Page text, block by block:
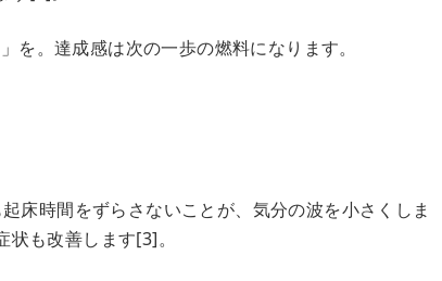
を。達成感は次の一歩の燃料になります。
床時間をずらさないことが、気分の波を小さくしま
も改善します[3]。